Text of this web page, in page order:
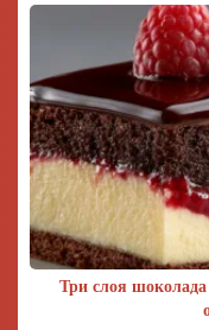
Три слоя шоколада